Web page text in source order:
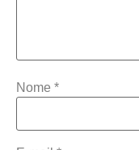
Nome *